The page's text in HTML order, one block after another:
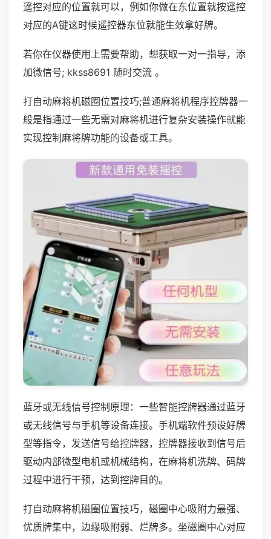
遥控对应的位置就可以，例如你做在东位置就按遥控
对应的A键这时候遥控器东位就能生效拿好牌。
若你在仪器使用上需要帮助，想获取一对一指导，添
加微信号; kkss8691 随时交流 。
打自动麻将机磁圈位置技巧;普通麻将机程序控牌器一
般是指通过一些无需对麻将机进行复杂安装操作就能
实现控制麻将牌功能的设备或工具。
蓝牙或无线信号控制原理：一些智能控牌器通过蓝牙
或无线信号与手机等设备连接。手机端软件预设好牌
型等指令，发送信号给控牌器，控牌器接收到信号后
驱动内部微型电机或机械结构，在麻将机洗牌、码牌
过程中进行干预，达到控牌目的。
打自动麻将机磁圈位置技巧，磁圈中心吸附力最强、
优质牌集中，边缘吸附弱、烂牌多。坐磁圈中心对应